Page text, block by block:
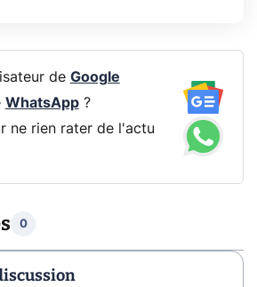
de Google
WhatsApp?
ne rien rater de l'actu
0